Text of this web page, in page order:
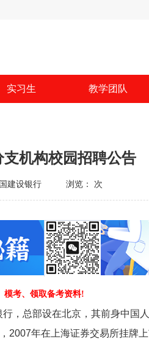
实习生 教学团队
机构校园招聘公告
建设银行 浏览： 次
模考、领取备考资料!
，总部设在北京，其前身中国
2007年在上海证券交易所挂牌